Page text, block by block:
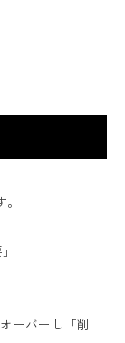
ーバーし「削